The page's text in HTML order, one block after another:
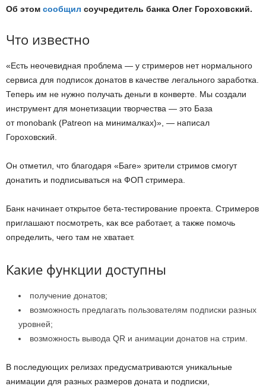
Об этом сообщил соучредитель банка Олег Гороховский.
Что известно
«Есть неочевидная проблема — у стримеров нет нормального
сервиса для подписок донатов в качестве легального заработка.
Теперь им не нужно получать деньги в конверте. Мы создали
инструмент для монетизации творчества — это База
от monobank (Patreon на минималках)», — написал
Гороховский.
Он отметил, что благодаря «Баге» зрители стримов смогут
донатить и подписываться на ФОП стримера.
Банк начинает открытое бета-тестирование проекта. Стримеров
приглашают посмотреть, как все работает, а также помочь
определить, чего там не хватает.
Какие функции доступны
получение донатов;
возможность предлагать пользователям подписки разных
уровней;
возможность вывода QR и анимации донатов на стрим.
В последующих релизах предусматриваются уникальные
анимации для разных размеров доната и подписки,